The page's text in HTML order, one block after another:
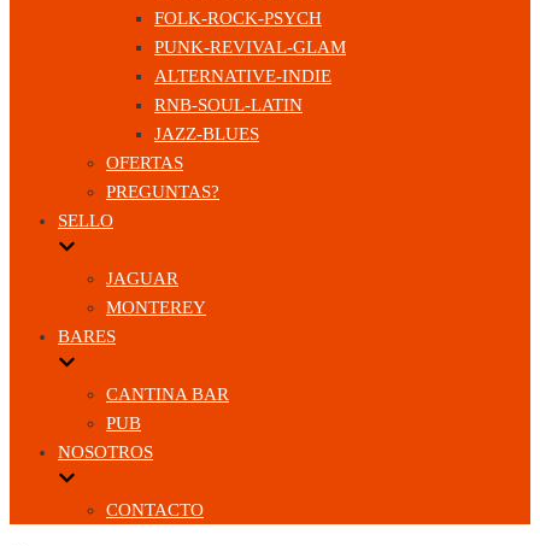
FOLK-ROCK-PSYCH
PUNK-REVIVAL-GLAM
ALTERNATIVE-INDIE
RNB-SOUL-LATIN
JAZZ-BLUES
OFERTAS
PREGUNTAS?
SELLO
JAGUAR
MONTEREY
BARES
CANTINA BAR
PUB
NOSOTROS
CONTACTO